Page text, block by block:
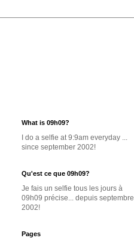
What is 09h09?
I do a selfie at 9:9am everyday ...
since september 2002!
Qu'est ce que 09h09?
Je fais un selfie tous les jours à
09h09 précise... depuis septembre
2002!
Pages